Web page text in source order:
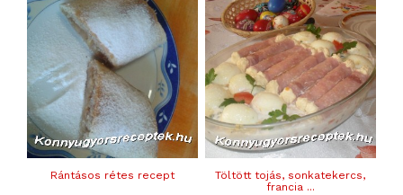
Rántásos rétes recept
Töltött tojás, sonkatekercs,
francia ...